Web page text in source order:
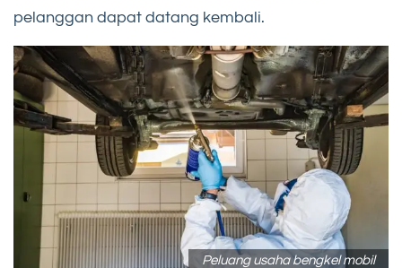
pelanggan dapat datang kembali.
Peluang usaha bengkel mobil